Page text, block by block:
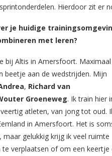
Hierdoor zit er
je huidige
met leren?
bij Altis in Amersfoort.
beetje aan de wedstrijden. Mijn
, Richard van
Groeneweg. Ik train hier
atleten, van jong tot oud.
in Amersfoort. Het is
gelukkig krijg ik veel ruimte
verplaatsen of om een keertje